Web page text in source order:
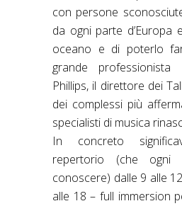
con persone
da ogni parte d’Europa
oceano e di poterlo
grande
Phillips, il direttore dei
dei complessi più
specialisti di musica
In concreto
repertorio (che ogni
conoscere) dalle 9 alle
alle 18 – full immersion